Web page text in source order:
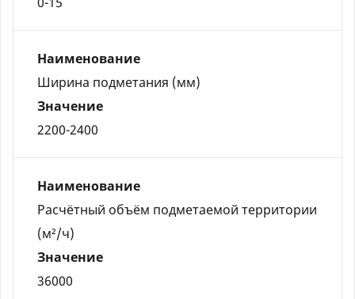
Наименование
Ширина подметания (мм)
Значение
2200-2400
Наименование
Расчётный объём подметаемой территории
(м²/ч)
Значение
36000